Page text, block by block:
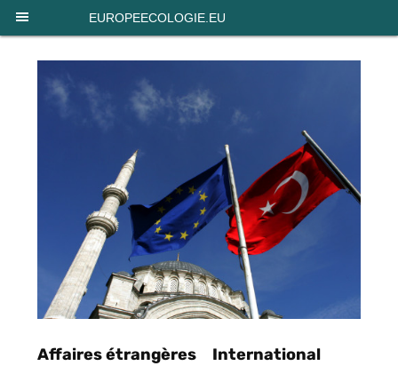
EUROPEECOLOGIE.EU
Affaires étrangères International